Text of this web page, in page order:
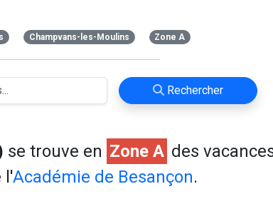
Champvans-les-Moulins Zone A
Rechercher
se trouve en Zone A des
l'Académie de Besançon.